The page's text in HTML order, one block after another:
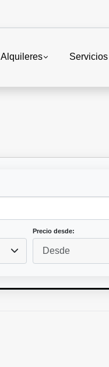
Alquileres Servicios
Precio desde: